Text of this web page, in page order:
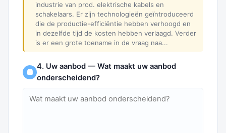
industrie van prod. elektrische kabels en
schakelaars. Er zijn technologieën geïntroduceerd
die de productie-efficiëntie hebben verhoogd en
in dezelfde tijd de kosten hebben verlaagd. Verder
is er een grote toename in de vraag naa...
4. Uw aanbod — Wat maakt uw aanbod
onderscheidend?